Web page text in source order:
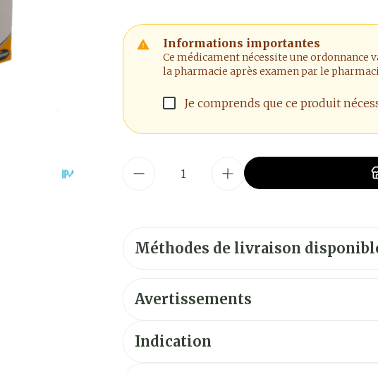
Informations importantes
Ce médicament nécessite une ordonnance
la pharmacie après examen par le
Je comprends que ce produit
Méthodes de livraison
Avertissements
Indication